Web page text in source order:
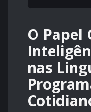
O Papel
nas